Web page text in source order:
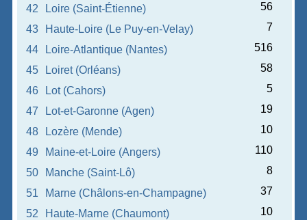
42
Loire (Saint-Étienne)
56
43
Haute-Loire (Le Puy-en-Velay)
7
44
Loire-Atlantique (Nantes)
516
45
Loiret (Orléans)
58
46
Lot (Cahors)
5
47
Lot-et-Garonne (Agen)
19
48
Lozère (Mende)
10
49
Maine-et-Loire (Angers)
110
50
Manche (Saint-Lô)
8
51
Marne (Châlons-en-Champagne)
37
52
Haute-Marne (Chaumont)
10